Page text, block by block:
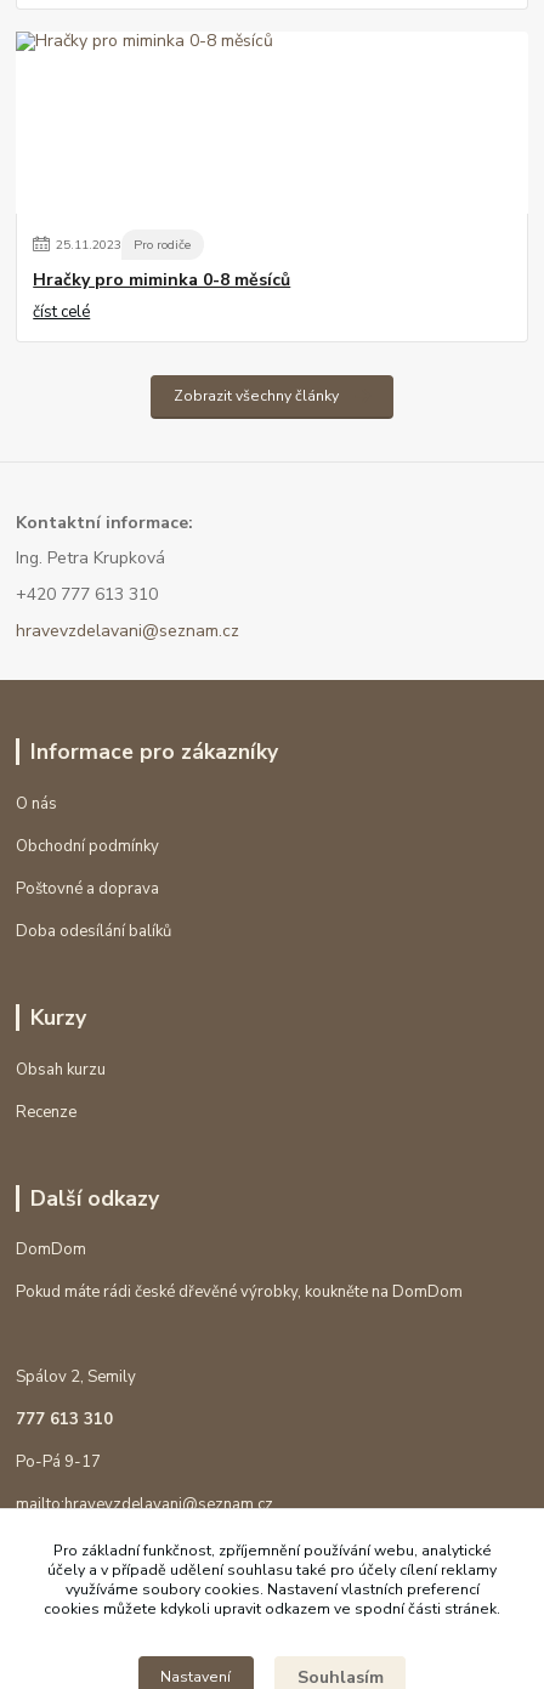
25.11.2023 Pro rodiče
Hračky pro miminka 0-8 měsíců
číst celé
Zobrazit všechny články
Kontaktní informace:
Ing. Petra Krupková
+420 777 613 310
hravevzdelavani@seznam.cz
Informace pro zákazníky
O nás
Obchodní podmínky
Poštovné a doprava
Doba odesílání balíků
Kurzy
Obsah kurzu
Recenze
Další odkazy
DomDom
Pokud máte rádi české dřevěné výrobky, koukněte na DomDom
Spálov 2, Semily
777 613 310
Po-Pá 9-17
mailto:hravevzdelavani@seznam.cz
Pro základní funkčnost, zpříjemnění používání webu, analytické
účely a v případě udělení souhlasu také pro účely cílení reklamy
využíváme soubory cookies. Nastavení vlastních preferencí
cookies můžete kdykoli upravit odkazem ve spodní části stránek.
Nastavení Souhlasím